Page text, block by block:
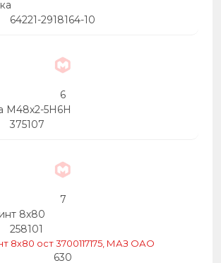
64221-2918164-10
6
М48х2-5Н6Н
375107
7
8х80
258101
8х80 ост 3700117175, МАЗ ОАО
630